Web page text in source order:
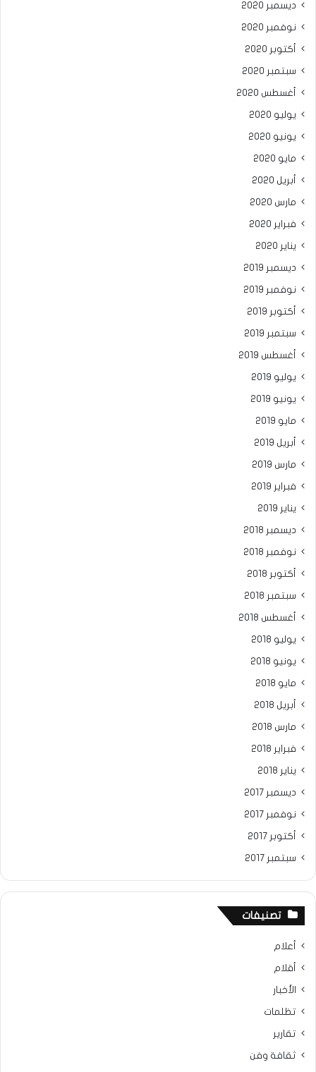
ديسمبر 2020
نوفمبر 2020
أكتوبر 2020
سبتمبر 2020
أغسطس 2020
يوليو 2020
يونيو 2020
مايو 2020
أبريل 2020
مارس 2020
فبراير 2020
يناير 2020
ديسمبر 2019
نوفمبر 2019
أكتوبر 2019
سبتمبر 2019
أغسطس 2019
يوليو 2019
يونيو 2019
مايو 2019
أبريل 2019
مارس 2019
فبراير 2019
يناير 2019
ديسمبر 2018
نوفمبر 2018
أكتوبر 2018
سبتمبر 2018
أغسطس 2018
يوليو 2018
يونيو 2018
مايو 2018
أبريل 2018
مارس 2018
فبراير 2018
يناير 2018
ديسمبر 2017
نوفمبر 2017
أكتوبر 2017
سبتمبر 2017
تصنيفات
أعلام
أقلام
الأخبار
تظلمات
تقارير
ثقافة وفن